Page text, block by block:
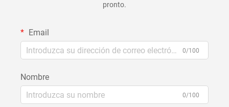
pronto.
Email
0/100
Nombre
0/100